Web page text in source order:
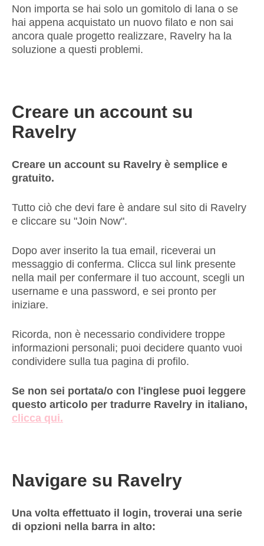
Non importa se hai solo un gomitolo di lana o se
hai appena acquistato un nuovo filato e non sai
ancora quale progetto realizzare, Ravelry ha la
soluzione a questi problemi.
Creare un account su
Ravelry
Creare un account su Ravelry è semplice e
gratuito.
Tutto ciò che devi fare è andare sul sito di Ravelry
e cliccare su "Join Now".
Dopo aver inserito la tua email, riceverai un
messaggio di conferma. Clicca sul link presente
nella mail per confermare il tuo account, scegli un
username e una password, e sei pronto per
iniziare.
Ricorda, non è necessario condividere troppe
informazioni personali; puoi decidere quanto vuoi
condividere sulla tua pagina di profilo.
Se non sei portata/o con l'inglese puoi leggere
questo articolo per tradurre Ravelry in italiano,
clicca qui.
Navigare su Ravelry
Una volta effettuato il login, troverai una serie
di opzioni nella barra in alto: